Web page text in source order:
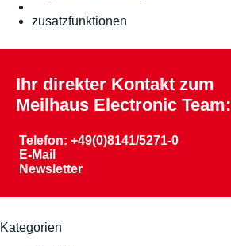
zusatzfunktionen
Ihr direkter Kontakt zum
Meilhaus Electronic Team:
Telefon: +49(0)8141/5271-0
E-Mail
Newsletter
Kategorien